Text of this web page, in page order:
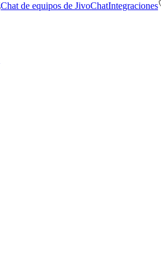
Chat de equipos de JivoChatIntegraciones